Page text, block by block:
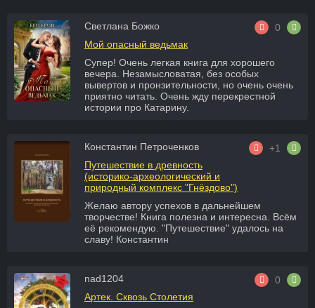
Светлана Божко
0
Мой опасный ведьмак
Супер! Очень легкая книга для хорошего
вечера. Незамысловатая, без особых
вывертов и пронзительности, но очень очень
приятно читать. Очень жду перекрестной
истории про Катарину.
Константин Петроченков
+1
Путешествие в древность
(историко-археологический и
природный комплекс "Гнёздово")
Желаю автору успехов в дальнейшем
творчестве! Книга полезна и интересна. Всём
еë рекомендую. "Путешествие" удалось на
славу! Константин
nad1204
0
Артек. Сквозь Столетия